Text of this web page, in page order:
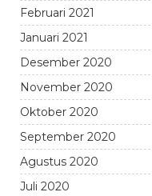
Februari 2021
Januari 2021
Desember 2020
November 2020
Oktober 2020
September 2020
Agustus 2020
Juli 2020